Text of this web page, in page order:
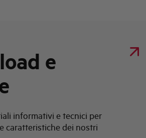
e
informativi e tecnici per
caratteristiche dei nostri